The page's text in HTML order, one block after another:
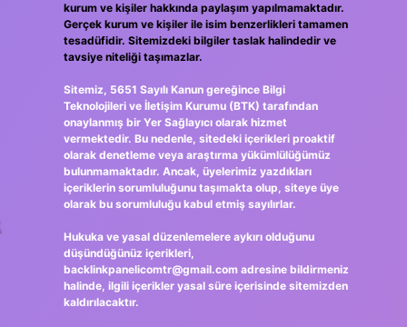
kurum ve kişiler hakkında paylaşım yapılmamaktadır.
Gerçek kurum ve kişiler ile isim benzerlikleri tamamen
tesadüfidir. Sitemizdeki bilgiler taslak halindedir ve
tavsiye niteliği taşımazlar.
Sitemiz, 5651 Sayılı Kanun gereğince Bilgi
Teknolojileri ve İletişim Kurumu (BTK) tarafından
onaylanmış bir Yer Sağlayıcı olarak hizmet
vermektedir. Bu nedenle, sitedeki içerikleri proaktif
olarak denetleme veya araştırma yükümlülüğümüz
bulunmamaktadır. Ancak, üyelerimiz yazdıkları
içeriklerin sorumluluğunu taşımakta olup, siteye üye
olarak bu sorumluluğu kabul etmiş sayılırlar.
Hukuka ve yasal düzenlemelere aykırı olduğunu
düşündüğünüz içerikleri,
backlinkpanelicomtr@gmail.comadresine bildirmeniz
halinde, ilgili içerikler yasal süre içerisinde sitemizden
kaldırılacaktır.